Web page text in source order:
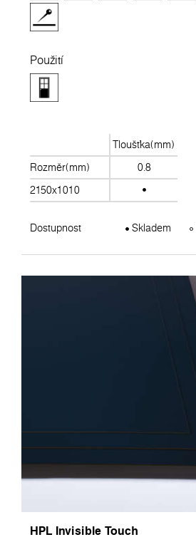
Použití
Tloušťka(mm)
Rozměr(mm)
0.8
2150x1010
Dostupnost Skladem
HPL Invisible Touch